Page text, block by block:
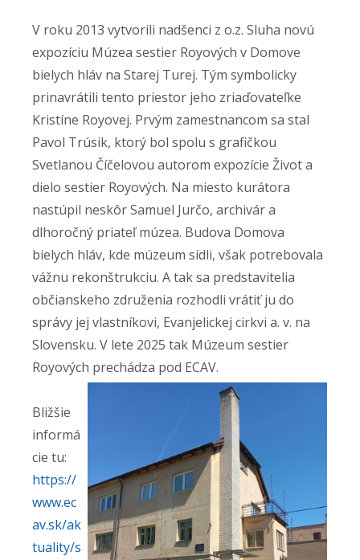
V roku 2013 vytvorili nadšenci z o.z. Sluha novú
expozíciu Múzea sestier Royových v Domove
bielych hláv na Starej Turej. Tým symbolicky
prinavrátili tento priestor jeho zriaďovateľke
Kristíne Royovej. Prvým zamestnancom sa stal
Pavol Trúsik, ktorý bol spolu s grafičkou
Svetlanou Číčelovou autorom expozície Život a
dielo sestier Royových. Na miesto kurátora
nastúpil neskôr Samuel Jurčo, archivár a
dlhoročný priateľ múzea. Budova Domova
bielych hláv, kde múzeum sídli, však potrebovala
vážnu rekonštrukciu. A tak sa predstavitelia
občianskeho združenia rozhodli vrátiť ju do
správy jej vlastníkovi, Evanjelickej cirkvi a. v. na
Slovensku. V lete 2025 tak Múzeum sestier
Royových prechádza pod ECAV.
Bližšie
informá
cie tu:
https://
www.ec
av.sk/ak
tuality/s